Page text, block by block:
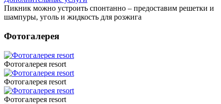
Пикник можно устроить спонтанно – предоставим решетки и
шампуры, уголь и жидкость для розжига
Фотогалерея
Фотогалерея resort
Фотогалерея resort
Фотогалерея resort